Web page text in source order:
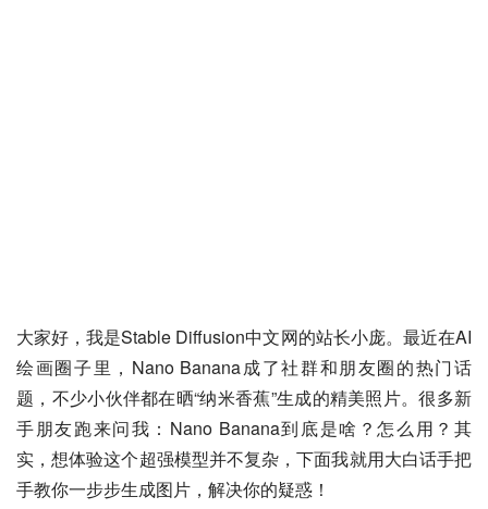
大家好，我是Stable Diffusion中文网的站长小庞。最近在AI
绘画圈子里，Nano Banana成了社群和朋友圈的热门话
题，不少小伙伴都在晒“纳米香蕉”生成的精美照片。很多新
手朋友跑来问我：Nano Banana到底是啥？怎么用？其
实，想体验这个超强模型并不复杂，下面我就用大白话手把
手教你一步步生成图片，解决你的疑惑！